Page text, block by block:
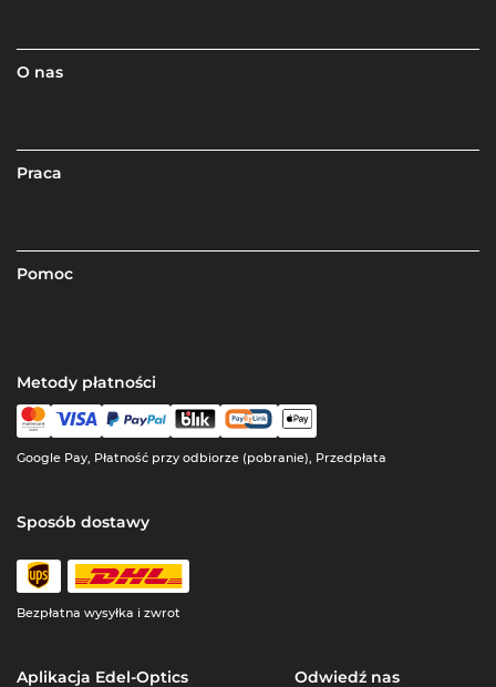
O nas
Praca
Pomoc
Metody płatności
Google Pay, Płatność przy odbiorze (pobranie), Przedpłata
Sposób dostawy
Bezpłatna wysyłka i zwrot
Aplikacja Edel-Optics Odwiedź nas